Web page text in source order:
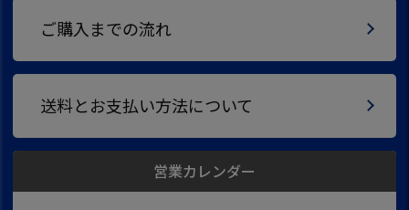
ご購入までの流れ
送料とお支払い方法について
営業カレンダー